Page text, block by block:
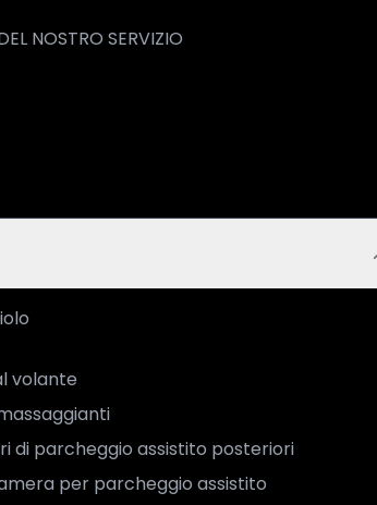
NOSTRO SERVIZIO
volante
massaggianti
di parcheggio assistito posteriori
per parcheggio assistito